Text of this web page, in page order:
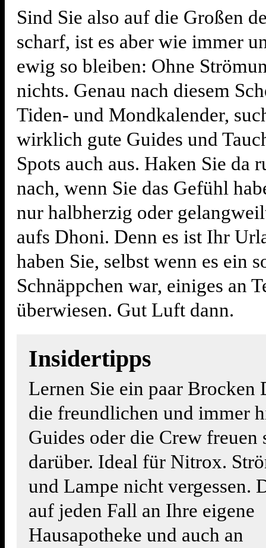
Sind Sie also auf die Großen
scharf, ist es aber wie immer
ewig so bleiben: Ohne
nichts. Genau nach diesem
Tiden- und Mondkalender,
wirklich gute Guides und
Spots auch aus. Haken Sie da
nach, wenn Sie das Gefühl
nur halbherzig oder
aufs Dhoni. Denn es ist Ihr
haben Sie, selbst wenn es ein
Schnäppchen war, einiges an
überwiesen. Gut Luft dann.
Insidertipps
Lernen Sie ein paar Brocken
die freundlichen und immer
Guides oder die Crew freuen
darüber. Ideal für Nitrox.
und Lampe nicht vergessen.
auf jeden Fall an Ihre eigene
Hausapotheke und auch an